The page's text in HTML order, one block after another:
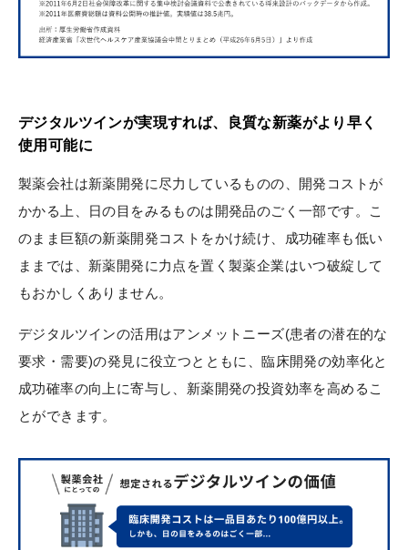
デジタルツインが実現すれば、良質な新薬がより早く
使用可能に
製薬会社は新薬開発に尽力しているものの、開発コストが
かかる上、日の目をみるものは開発品のごく一部です。こ
のまま巨額の新薬開発コストをかけ続け、成功確率も低い
ままでは、新薬開発に力点を置く製薬企業はいつ破綻して
もおかしくありません。
デジタルツインの活用はアンメットニーズ(患者の潜在的な
要求・需要)の発見に役立つとともに、臨床開発の効率化と
成功確率の向上に寄与し、新薬開発の投資効率を高めるこ
とができます。